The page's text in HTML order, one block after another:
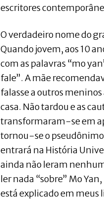
escritores
O verdadeiro nome do
Quando jovem, aos 10
com as palavras “mo
fale”. A mãe
falasse a outros
casa. Não tardou e as
transformaram-se em
tornou-se o
entrará na História
ainda não leram
ler nada “sobre” Mo
está explicado em meus